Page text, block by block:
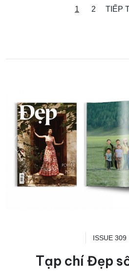
1 2 TIẾP
ISSUE 309
Tạp chí Đẹp